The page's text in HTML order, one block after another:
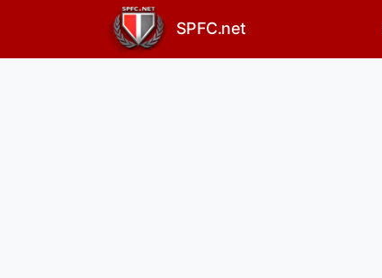
SPFC.net